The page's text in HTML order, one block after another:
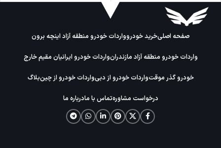
صفحه اصلیخرید خودروواردات خودرو منطقه آزاد اینچه برون
واردات خودرو منطقه آزاد مازندرانواردات خودرو ایرانیان مقیم خارج
خودرو گذر موقتواردات خودرو از دبیواردات خودرو از چینبلاگ
درخواست مشاورهتماس با مادرباره ما